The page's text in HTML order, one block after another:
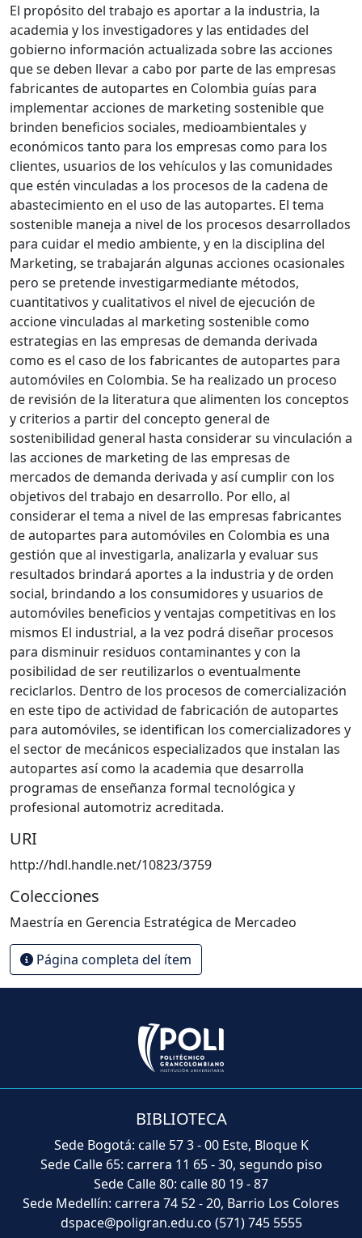
El propósito del trabajo es aportar a la industria, la
academia y los investigadores y las entidades del
gobierno información actualizada sobre las acciones
que se deben llevar a cabo por parte de las empresas
fabricantes de autopartes en Colombia guías para
implementar acciones de marketing sostenible que
brinden beneficios sociales, medioambientales y
económicos tanto para los empresas como para los
clientes, usuarios de los vehículos y las comunidades
que estén vinculadas a los procesos de la cadena de
abastecimiento en el uso de las autopartes. El tema
sostenible maneja a nivel de los procesos desarrollados
para cuidar el medio ambiente, y en la disciplina del
Marketing, se trabajarán algunas acciones ocasionales
pero se pretende investigarmediante métodos,
cuantitativos y cualitativos el nivel de ejecución de
accione vinculadas al marketing sostenible como
estrategias en las empresas de demanda derivada
como es el caso de los fabricantes de autopartes para
automóviles en Colombia. Se ha realizado un proceso
de revisión de la literatura que alimenten los conceptos
y criterios a partir del concepto general de
sostenibilidad general hasta considerar su vinculación a
las acciones de marketing de las empresas de
mercados de demanda derivada y así cumplir con los
objetivos del trabajo en desarrollo. Por ello, al
considerar el tema a nivel de las empresas fabricantes
de autopartes para automóviles en Colombia es una
gestión que al investigarla, analizarla y evaluar sus
resultados brindará aportes a la industria y de orden
social, brindando a los consumidores y usuarios de
automóviles beneficios y ventajas competitivas en los
mismos El industrial, a la vez podrá diseñar procesos
para disminuir residuos contaminantes y con la
posibilidad de ser reutilizarlos o eventualmente
reciclarlos. Dentro de los procesos de comercialización
en este tipo de actividad de fabricación de autopartes
para automóviles, se identifican los comercializadores y
el sector de mecánicos especializados que instalan las
autopartes así como la academia que desarrolla
programas de enseñanza formal tecnológica y
profesional automotriz acreditada.
URI
http://hdl.handle.net/10823/3759
Colecciones
Maestría en Gerencia Estratégica de Mercadeo
Página completa del ítem
BIBLIOTECA
Sede Bogotá: calle 57 3 - 00 Este, Bloque K
Sede Calle 65: carrera 11 65 - 30, segundo piso
Sede Calle 80: calle 80 19 - 87
Sede Medellín: carrera 74 52 - 20, Barrio Los Colores
dspace@poligran.edu.co (571) 745 5555